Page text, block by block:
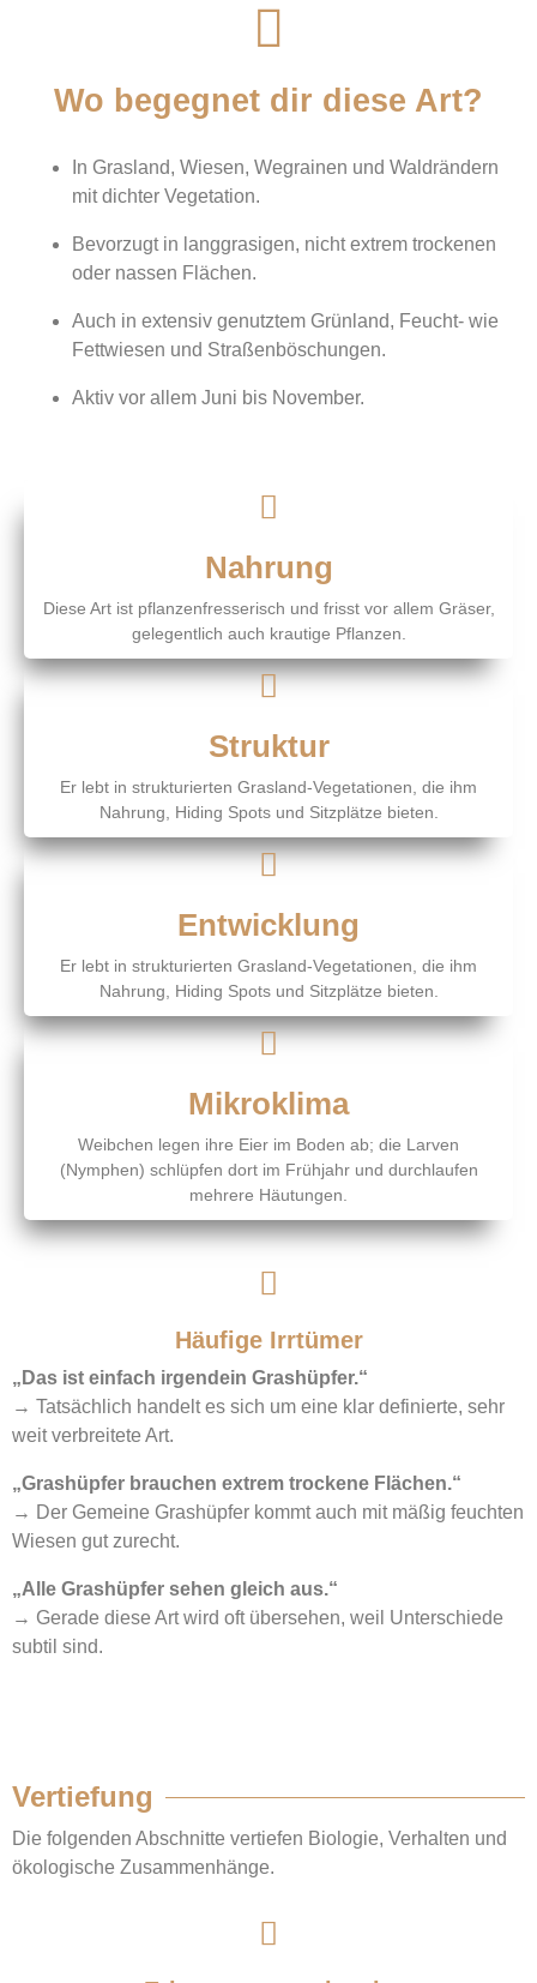
Wo begegnet dir diese Art?
In Grasland, Wiesen, Wegrainen und Waldrändern
mit dichter Vegetation.
Bevorzugt in langgrasigen, nicht extrem trockenen
oder nassen Flächen.
Auch in extensiv genutztem Grünland, Feucht- wie
Fettwiesen und Straßenböschungen.
Aktiv vor allem Juni bis November.
Nahrung
Diese Art ist pflanzenfresserisch und frisst vor allem Gräser,
gelegentlich auch krautige Pflanzen.
Struktur
Er lebt in strukturierten Grasland-Vegetationen, die ihm
Nahrung, Hiding Spots und Sitzplätze bieten.
Entwicklung
Er lebt in strukturierten Grasland-Vegetationen, die ihm
Nahrung, Hiding Spots und Sitzplätze bieten.
Mikroklima
Weibchen legen ihre Eier im Boden ab; die Larven
(Nymphen) schlüpfen dort im Frühjahr und durchlaufen
mehrere Häutungen.
Häufige Irrtümer
„Das ist einfach irgendein Grashüpfer.“
→ Tatsächlich handelt es sich um eine klar definierte, sehr
weit verbreitete Art.
„Grashüpfer brauchen extrem trockene Flächen.“
→ Der Gemeine Grashüpfer kommt auch mit mäßig feuchten
Wiesen gut zurecht.
„Alle Grashüpfer sehen gleich aus.“
→ Gerade diese Art wird oft übersehen, weil Unterschiede
subtil sind.
Vertiefung
Die folgenden Abschnitte vertiefen Biologie, Verhalten und
ökologische Zusammenhänge.